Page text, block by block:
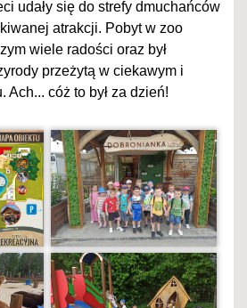
udały się do strefy dmuchańców
atrakcji. Pobyt w zoo
wiele radości oraz był
przeżytą w ciekawym i
Ach... cóż to był za dzień!